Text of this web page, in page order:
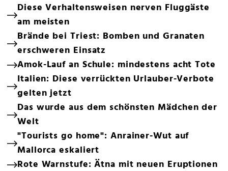
Diese Verhaltensweisen nerven Fluggäste
am meisten
Brände bei Triest: Bomben und Granaten
erschweren Einsatz
Amok-Lauf an Schule: mindestens acht Tote
Italien: Diese verrückten Urlauber-Verbote
gelten jetzt
Das wurde aus dem schönsten Mädchen der
Welt
"Tourists go home": Anrainer-Wut auf
Mallorca eskaliert
Rote Warnstufe: Ätna mit neuen Eruptionen